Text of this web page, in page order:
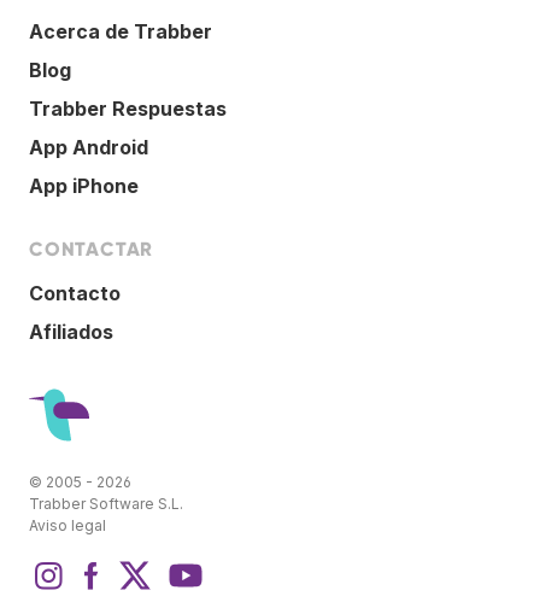
Acerca de Trabber
Blog
Trabber Respuestas
App Android
App iPhone
CONTACTAR
Contacto
Afiliados
© 2005 - 2026
Trabber Software S.L.
Aviso legal